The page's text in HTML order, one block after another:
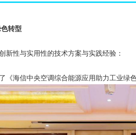
转型
新性与实用性的技术方案与实践经验：
《海信中央空调综合能源应用助力工业绿色